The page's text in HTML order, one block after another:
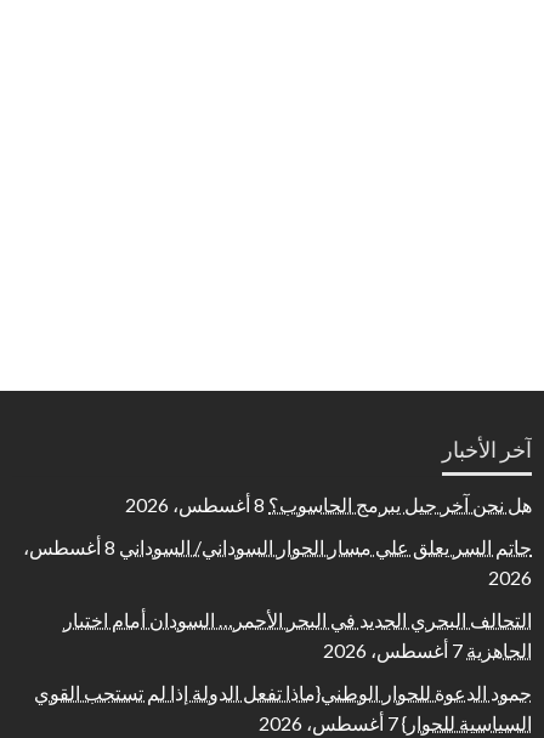
آخر الأخبار
هل نحن آخر جيل يبرمج الحاسوب؟ 8 أغسطس، 2026
حاتم السر يعلق علي مسار الحوار السوداني/ السوداني
8 أغسطس،
2026
التحالف البحري الجديد في البحر الأحمر… السودان أمام اختبار
الجاهزية 7 أغسطس، 2026
جمود الدعوة للحوار الوطني{ماذا تفعل الدولة إذا لم تستجب القوي
السياسية للحوار}7 أغسطس، 2026